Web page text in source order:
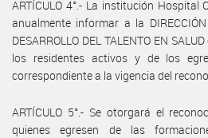
ARTÍCULO 4°.- La institución Hospital
anualmente informar a la
DESARROLLO DEL TALENTO EN
los residentes activos y de los
correspondiente a la vigencia del
ARTÍCULO 5°.- Se otorgará el
quienes egresen de las